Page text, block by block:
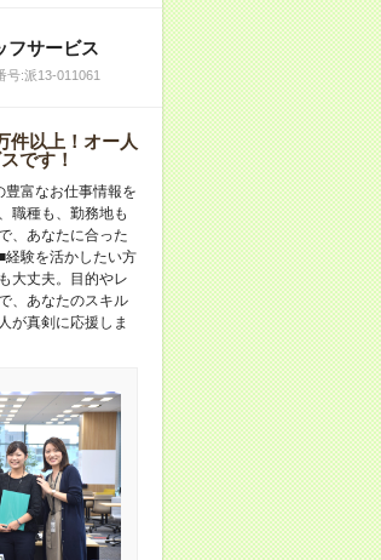
フサービス
号:派13-011061
件以上！オー人
です！
富なお仕事情報を
職種も、勤務地も
、あなたに合った
経験を活かしたい方
大丈夫。目的やレ
、あなたのスキル
が真剣に応援しま